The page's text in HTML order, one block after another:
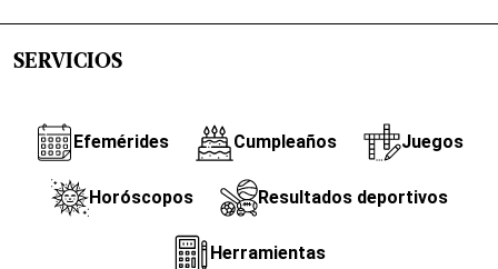
SERVICIOS
Efemérides Cumpleaños Juegos
Horóscopos Resultados deportivos
Herramientas